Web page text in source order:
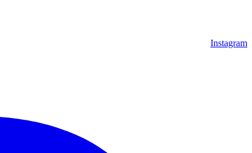
Instagram